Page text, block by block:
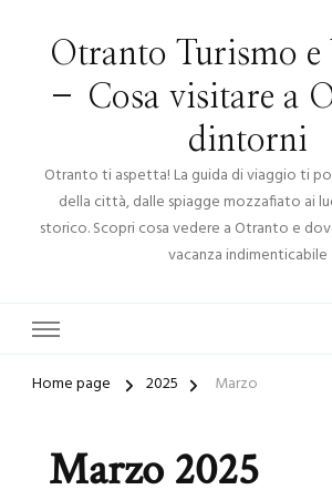
Otranto Turismo e
– Cosa visitare a
dintorni
Otranto ti aspetta! La guida di viaggio ti
della città, dalle spiagge mozzafiato ai
storico. Scopri cosa vedere a Otranto e
vacanza indimenticabile
Home page 2025 Marzo
Marzo 2025